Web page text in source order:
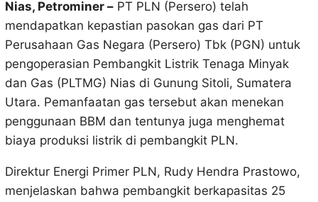
Nias, Petrominer –PT PLN (Persero) telah
mendapatkan kepastian pasokan gas dari PT
Perusahaan Gas Negara (Persero) Tbk (PGN) untuk
pengoperasian Pembangkit Listrik Tenaga Minyak
dan Gas (PLTMG) Nias di Gunung Sitoli, Sumatera
Utara. Pemanfaatan gas tersebut akan menekan
penggunaan BBM dan tentunya juga menghemat
biaya produksi listrik di pembangkit PLN.
Direktur Energi Primer PLN, Rudy Hendra Prastowo,
menjelaskan bahwa pembangkit berkapasitas 25